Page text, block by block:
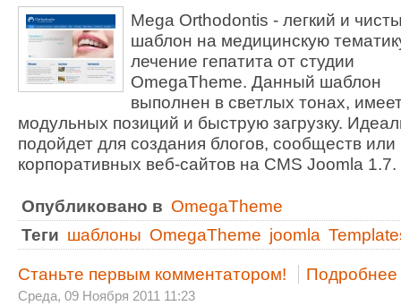
Mega Orthodontis - легкий и
шаблон на медицинскую
лечение гепатита от студии
OmegaTheme. Данный шаблон
выполнен в светлых тонах,
модульных позиций и быструю загрузку.
подойдет для создания блогов, сообществ или
корпоративных веб-сайтов на CMS Joomla 1.7.
Опубликовано в OmegaTheme
Теги шаблоны OmegaTheme joomla
Станьте первым комментатором! Подробнее
Среда, 09 Ноября 2011 11:23